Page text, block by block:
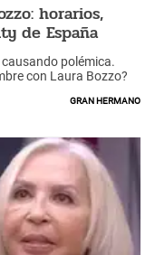
horarios,
de España
polémica.
con Laura Bozzo?
Gran Hermano